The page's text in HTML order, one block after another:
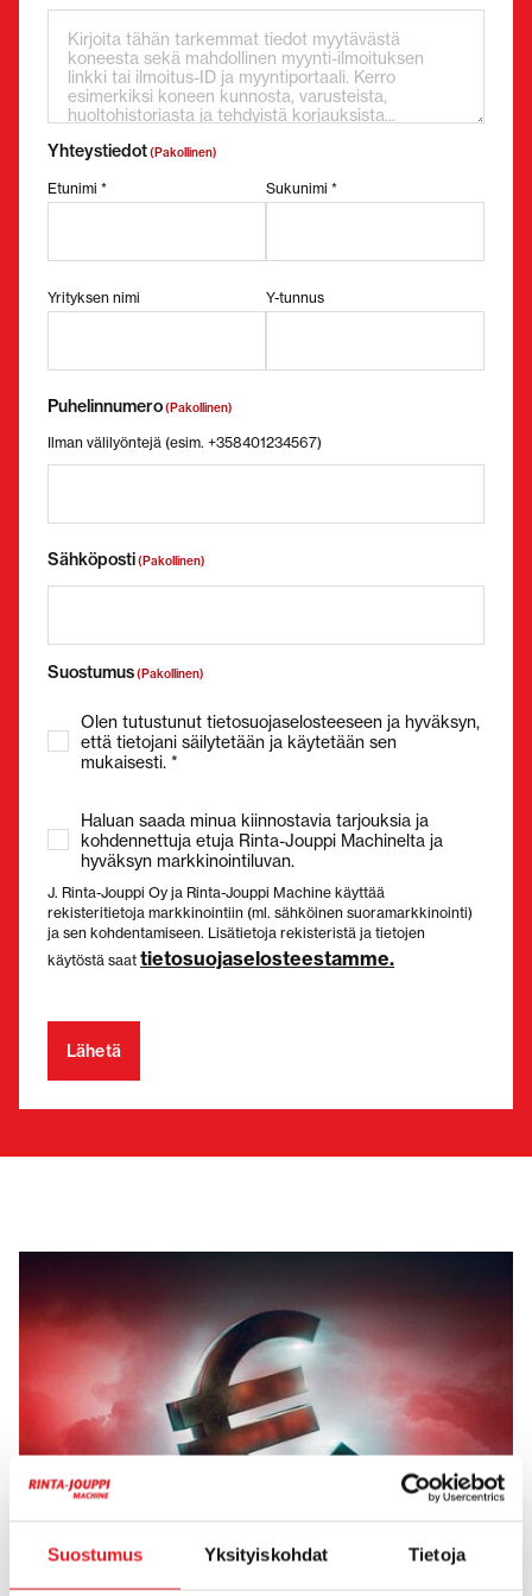
Suostumus Yksityiskohdat Tietoja
Yhteystiedot(Pakollinen)
Etunimi * Sukunimi *
Yrityksen nimi Y-tunnus
Puhelinnumero(Pakollinen)
Ilman välilyöntejä (esim. +358401234567)
Sähköposti(Pakollinen)
Suostumus(Pakollinen)
Olen tutustunut tietosuojaselosteeseen ja hyväksyn,
että tietojani säilytetään ja käytetään sen
mukaisesti. *
Haluan saada minua kiinnostavia tarjouksia ja
kohdennettuja etuja Rinta-Jouppi Machinelta ja
hyväksyn markkinointiluvan.
J. Rinta-Jouppi Oy ja Rinta-Jouppi Machine käyttää
rekisteritietoja markkinointiin (ml. sähköinen suoramarkkinointi)
ja sen kohdentamiseen. Lisätietoja rekisteristä ja tietojen
käytöstä saat tietosuojaselosteestamme.